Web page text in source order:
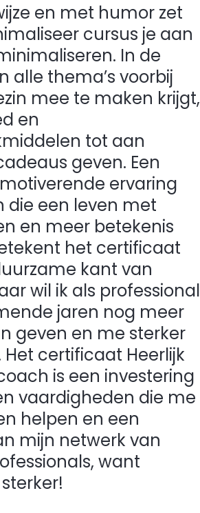
en met humor zet
cursus je aan
In de
alle thema’s voorbij
mee te maken krijgt,
en
tot aan
geven. Een
ervaring
die een leven met
en meer betekenis
het certificaat
kant van
wil ik als professional
jaren nog meer
geven en me sterker
Het certificaat Heerlijk
is een investering
vaardigheden die me
helpen en een
mijn netwerk van
want